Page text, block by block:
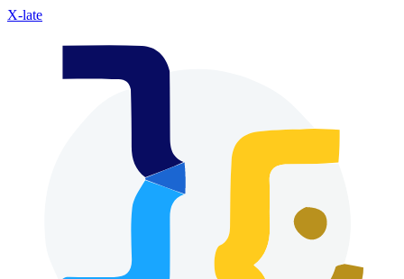
X-late